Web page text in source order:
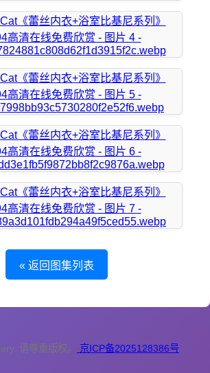
« 返回图集列表
请尊重版权。 京ICP备2025128386号